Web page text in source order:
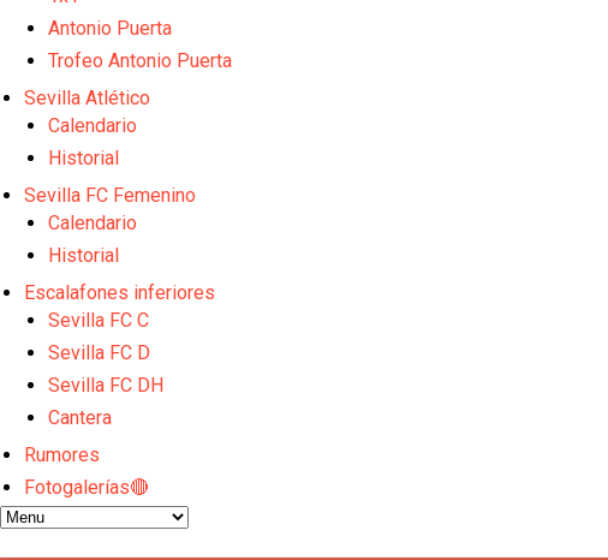
El Sevilla FC empieza a inscribir a los nuevos fichajes
Opinión | "Carta abierta a Alberto Flores" por Rafa García
Miguel Sierra: La temporada pasada se vio reflejado que
Antonio Puerta
Trofeo Antonio Puerta
Sevilla Atlético
Calendario
Historial
Sevilla FC Femenino
Calendario
Historial
Escalafones inferiores
Sevilla FC C
Sevilla FC D
Sevilla FC DH
Cantera
Rumores
Fotogalerías🔴